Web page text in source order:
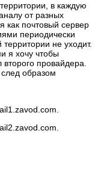
в каждую
от разных
как почтовый сервер
периодически
территории не уходит.
я хочу чтобы
провайдера.
образом